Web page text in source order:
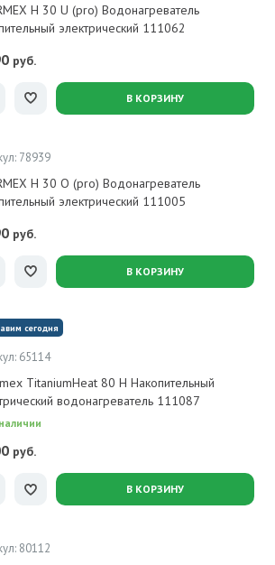
H 30 U (pro) Водонагреватель
электрический 111062
руб.
В КОРЗИНУ
78939
H 30 O (pro) Водонагреватель
электрический 111005
руб.
В КОРЗИНУ
сегодня
65114
TitaniumHeat 80 H Накопительный
водонагреватель 111087
руб.
В КОРЗИНУ
80112